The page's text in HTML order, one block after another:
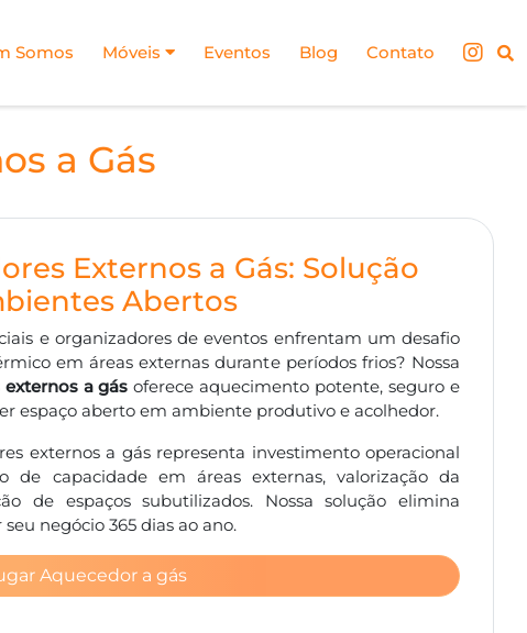
Somos Móveis Eventos Blog Contato
a Gás
Externos a Gás: Solução
Abertos
e organizadores de eventos enfrentam um desafio
em áreas externas durante períodos frios? Nossa
a gás oferece aquecimento potente, seguro e
espaço aberto em ambiente produtivo e acolhedor.
externos a gás representa investimento operacional
de capacidade em áreas externas, valorização da
de espaços subutilizados. Nossa solução elimina
negócio 365 dias ao ano.
Aquecedor a gás